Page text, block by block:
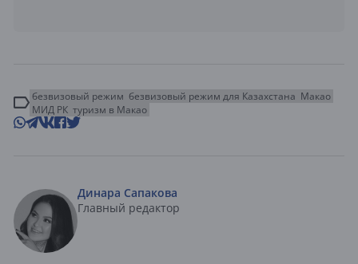
безвизовый режим безвизовый режим для Казахстана Макао
МИД РК туризм в Макао
Динара Сапакова
Главный редактор